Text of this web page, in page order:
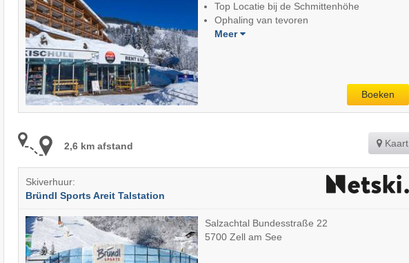
Top Locatie bij de Schmittenhöhe
Ophaling van tevoren
Meer
Boeken
2,6 km afstand Kaart
Skiverhuur:
Bründl Sports Areit Talstation
Salzachtal Bundesstraße 22
5700 Zell am See